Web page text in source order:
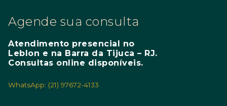
Agende sua consulta
Atendimento presencial no
Leblon e na Barra da Tijuca – RJ.
Consultas online disponíveis.
WhatsApp: (21) 97672-4133